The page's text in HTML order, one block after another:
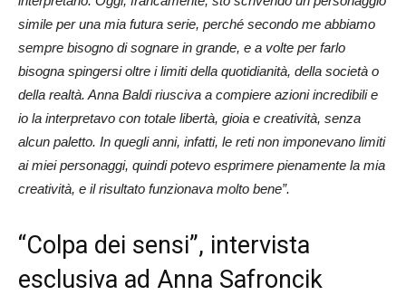
simile per una mia futura serie, perché secondo me abbiamo
sempre bisogno di sognare in grande, e a volte per farlo
bisogna spingersi oltre i limiti della quotidianità, della società o
della realtà. Anna Baldi riusciva a compiere azioni incredibili e
io la interpretavo con totale libertà, gioia e creatività, senza
alcun paletto. In quegli anni, infatti, le reti non imponevano limiti
ai miei personaggi, quindi potevo esprimere pienamente la mia
creatività, e il risultato funzionava molto bene”.
“Colpa dei sensi”, intervista
esclusiva ad Anna Safroncik